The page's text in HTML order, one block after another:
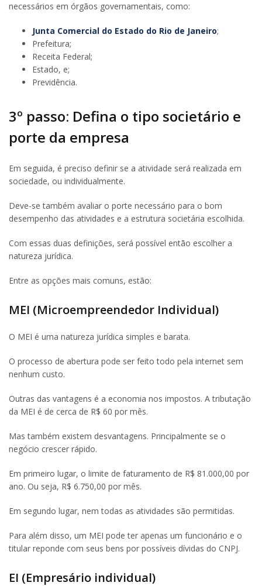
necessários em órgãos governamentais, como:
Junta Comercial do Estado do Rio de Janeiro;
Prefeitura;
Receita Federal;
Estado, e;
Previdência.
​3º passo: Defina o tipo societário e
porte da empresa
Em seguida, é preciso definir se a atividade será realizada em
sociedade, ou individualmente.
Deve-se também avaliar o porte necessário para o bom
desempenho das atividades e a estrutura societária escolhida.
Com essas duas definições, será possível então escolher a
natureza jurídica.
Entre as opções mais comuns, estão:
MEI (Microempreendedor Individual)
O MEI é uma natureza jurídica simples e barata.
O processo de abertura pode ser feito todo pela internet sem
nenhum custo.
Outras das vantagens é a economia nos impostos. A tributação
da MEI é de cerca de R$ 60 por mês.
Mas também existem desvantagens. Principalmente se o
negócio crescer rápido.
Em primeiro lugar, o limite de faturamento de R$ 81.000,00 por
ano. Ou seja, R$ 6.750,00 por mês.
Em segundo lugar, nem todas as atividades são permitidas.
Para além disso, um MEI pode ter apenas um funcionário e o
titular reponde com seus bens por possíveis dívidas do CNPJ.
EI (Empresário individual)